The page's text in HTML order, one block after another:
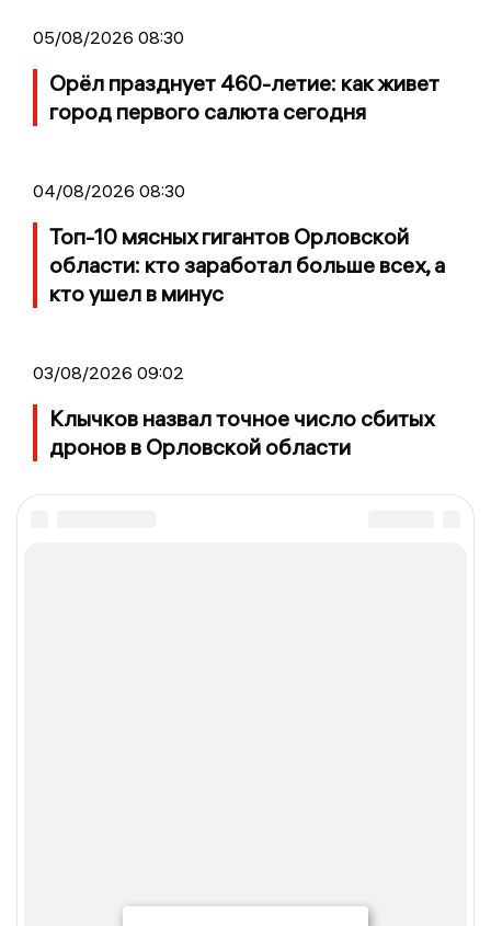
05/08/2026 08:30
Орёл празднует 460-летие: как живет
город первого салюта сегодня
04/08/2026 08:30
Топ-10 мясных гигантов Орловской
области: кто заработал больше всех, а
кто ушел в минус
03/08/2026 09:02
Клычков назвал точное число сбитых
дронов в Орловской области